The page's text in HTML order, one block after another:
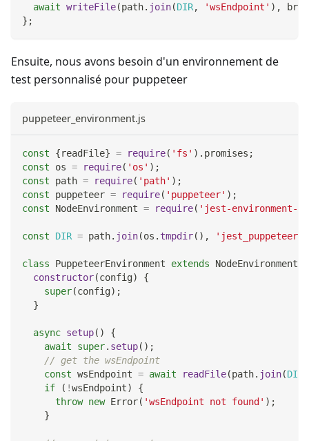
await writeFile(path. join(DIR, 'wsEndpoint' ) ,
} ;
Ensuite, nous avons besoin d'un environnement de
test personnalisé pour puppeteer
puppeteer_environment.js
const {readFile} = require( 'fs' ) . promises ;
const os = require( 'os' ) ;
const path = require( 'path' ) ;
const puppeteer = require( 'puppeteer' ) ;
const
NodeEnvironment = require( 'jest-environment-
const DIR = path. join(os . tmpdir( ) ,
class PuppeteerEnvironment extends NodeEnvironment
constructor(config)
{
super(config) ;
}
async setup( )
{
await
super. setup( ) ;
// get the wsEndpoint
const wsEndpoint = await readFile(path. join(DIR
if
( !wsEndpoint)
{
throw new Error( 'wsEndpoint not found' ) ;
}